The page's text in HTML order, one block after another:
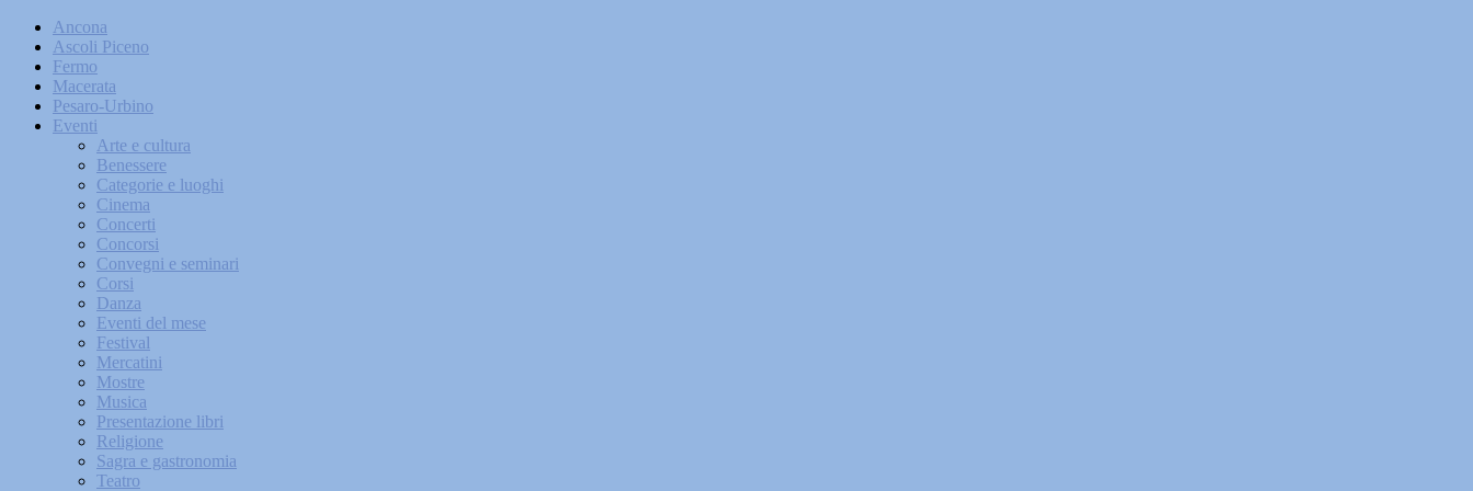
Ancona
Ascoli Piceno
Fermo
Macerata
Pesaro-Urbino
Eventi
Arte e cultura
Benessere
Categorie e luoghi
Cinema
Concerti
Concorsi
Convegni e seminari
Corsi
Danza
Eventi del mese
Festival
Mercatini
Mostre
Musica
Presentazione libri
Religione
Sagra e gastronomia
Teatro